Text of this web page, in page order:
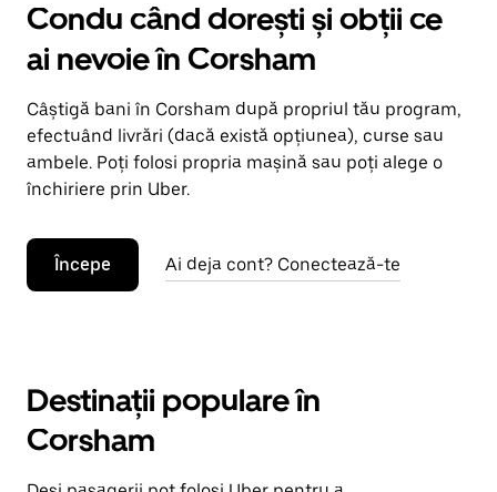
Condu când dorești și obții ce
ai nevoie în Corsham
Câștigă bani în Corsham după propriul tău program,
efectuând livrări (dacă există opțiunea), curse sau
ambele. Poți folosi propria mașină sau poți alege o
închiriere prin Uber.
Începe Ai deja cont? Conectează-te
Destinații populare în
Corsham